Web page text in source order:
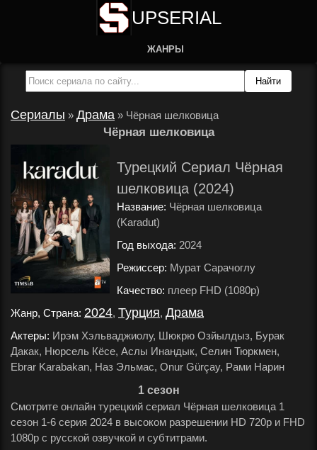
UPSERIAL
ЖАНРЫ
Сериалы » Драма » Чёрная шелковица
Чёрная шелковица
Турецкий Сериал Чёрная
шелковица (2024)
Название: Чёрная шелковица
(Karadut)
Год выхода: 2024
Режиссер: Мурат Сарачоглу.
Качество: плеер FHD (1080p)
Жанр, Страна: 2024, Турция, Драма
Актеры: Ирэм Хэльваджиолу, Шюкрю Озйылдыз, Бурак
Дакак, Нюрсель Кёсе, Аслы Инандык, Селин Тюркмен,
Ebrar Karabakan, Наз Эльмас, Onur Gürçay, Рами Нарин
1 сезон
Смотрите онлайн турецкий сериал Чёрная шелковица 1
сезон 1-6 серия 2024 в высоком разрешении HD 720p и FHD
1080p с русской озвучкой и субтитрами.